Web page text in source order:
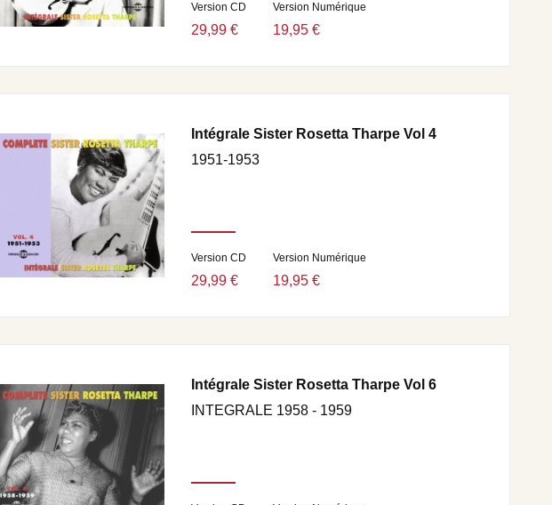
Version CD
29,99 €
Version Numérique
19,95 €
Intégrale Sister Rosetta Tharpe Vol 4
1951-1953
Version CD
29,99 €
Version Numérique
19,95 €
Intégrale Sister Rosetta Tharpe Vol 6
INTEGRALE 1958 - 1959